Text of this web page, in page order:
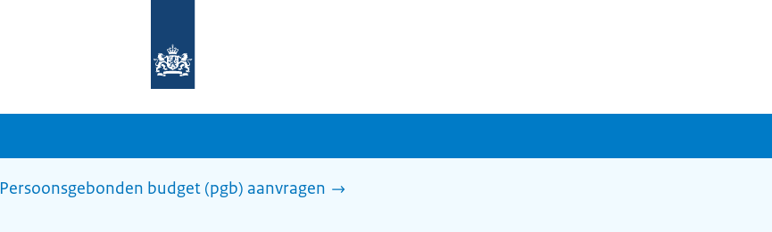
homepage
sdg.rijksoverheid.nl
Persoonsgebonden budget (pgb) aanvragen